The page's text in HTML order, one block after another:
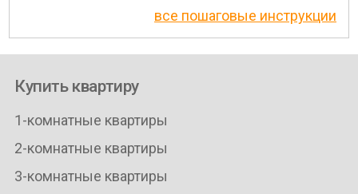
все пошаговые инструкции
Купить квартиру
1-комнатные квартиры
2-комнатные квартиры
3-комнатные квартиры